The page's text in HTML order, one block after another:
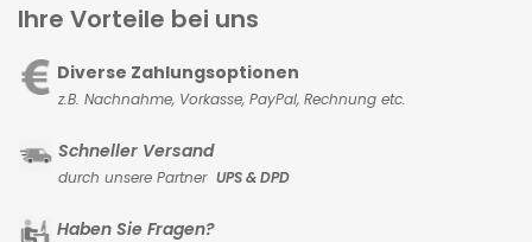
Ihre Vorteile bei uns
Diverse Zahlungsoptionen
z.B. Nachnahme, Vorkasse, PayPal, Rechnung etc.
Schneller Versand
durch unsere Partner UPS & DPD
Haben Sie Fragen?